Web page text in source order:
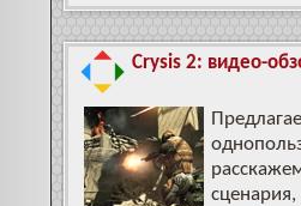
Crysis 2: видео-